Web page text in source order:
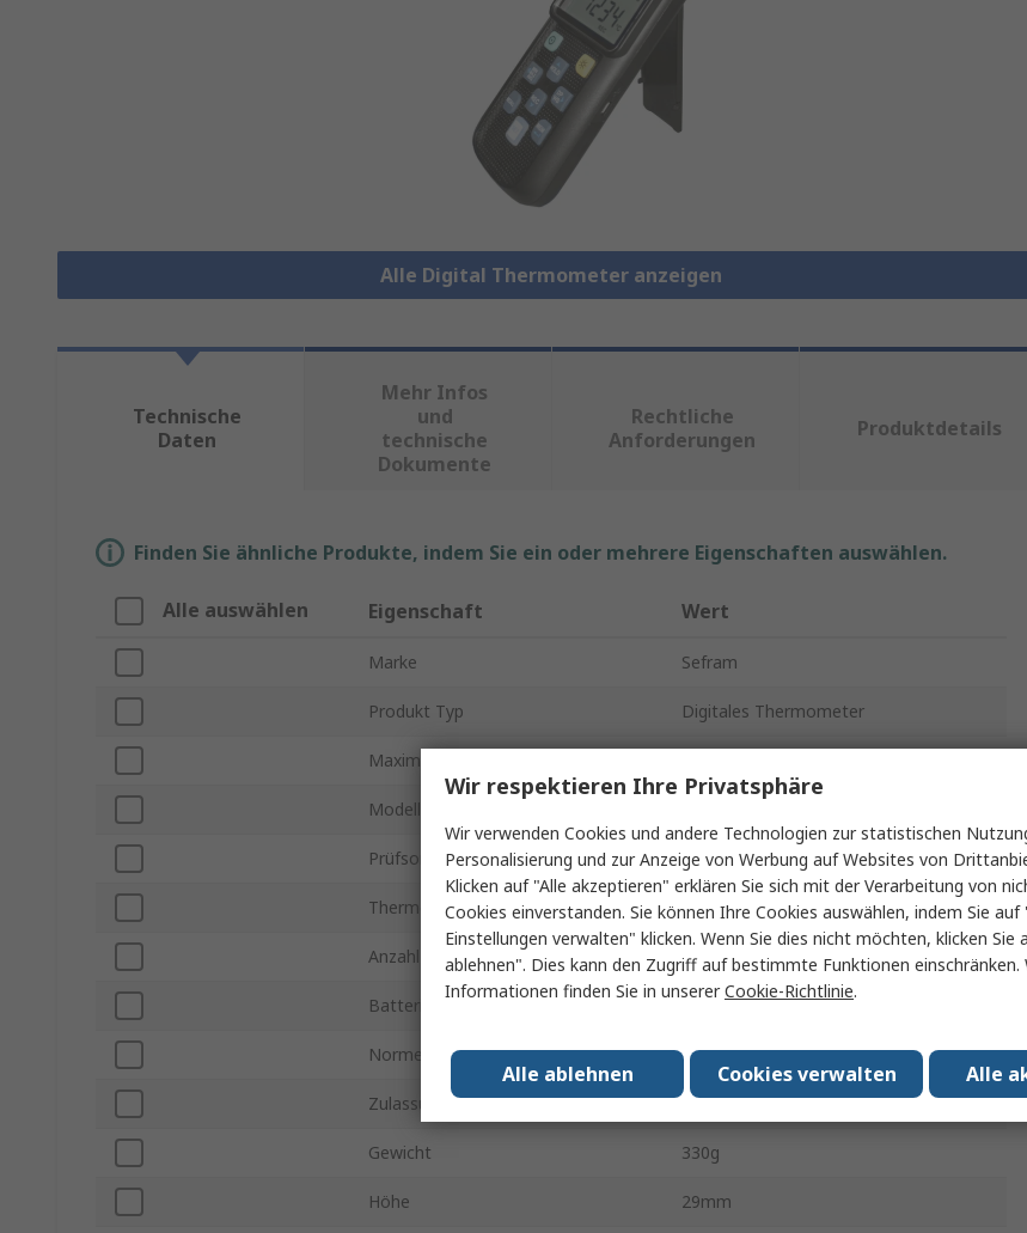
Alle Digital Thermometer anzeigen
Technische
Daten
Mehr Infos
und
technische
Dokumente
Rechtliche
Anforderungen
Produktdetails
Finden Sie ähnliche Produkte, indem Sie ein oder mehrere Eigenschaften auswählen.
Alle auswählen Eigenschaft Wert
Marke Sefram
Produkt Typ Digitales Thermometer
Maximale Temperaturmessung
Modellnummer
Prüfsonden Typ Typ R, Typ J, Typ S, K, Typ N, Typ T
Thermometer Typ Tisch
Anzahl der Temperatureingänge 3
Batterielebensdauer
Normen/Zulassungen No
Zulassung für Gefahrenbereiche Nein
Gewicht 330g
Höhe 29mm
Wir respektieren Ihre Privatsphäre
Wir verwenden Cookies und andere Technologien zur statistischen
Personalisierung und zur Anzeige von Werbung auf Websites von
Klicken auf "Alle akzeptieren" erklären Sie sich mit der Verarbeitung von
Cookies einverstanden. Sie können Ihre Cookies auswählen, indem Sie auf
Einstellungen verwalten" klicken. Wenn Sie dies nicht möchten, klicken Sie
ablehnen". Dies kann den Zugriff auf bestimmte Funktionen einschränken.
Informationen finden Sie in unsererCookie-Richtlinie.
Alle
Cookies verwalten
Alle ablehnen